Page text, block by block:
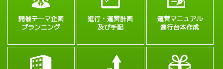
開催テーマ企画
プランニング
進行・運営計画
及び手配
運営マニュアル
進行台本作成